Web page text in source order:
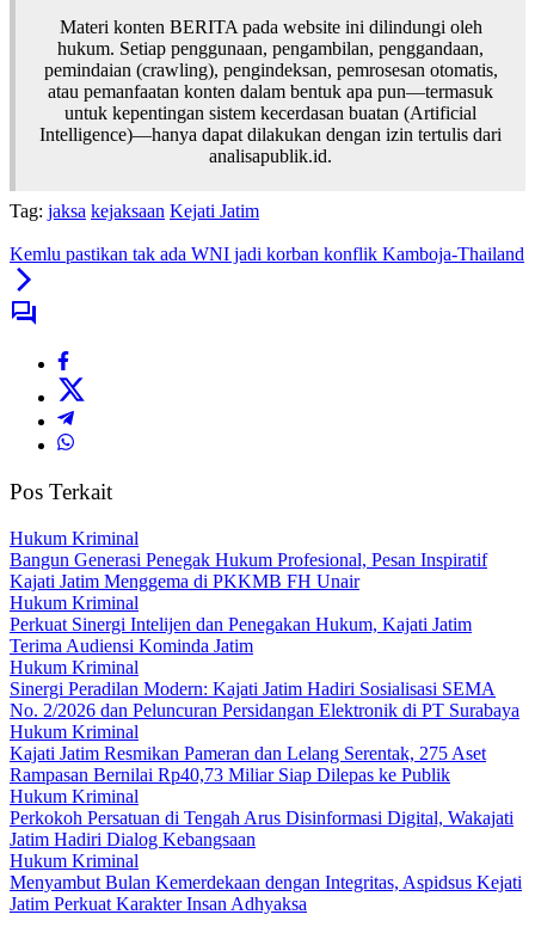
Materi konten BERITA pada website ini dilindungi oleh
hukum. Setiap penggunaan, pengambilan, penggandaan,
pemindaian (crawling), pengindeksan, pemrosesan otomatis,
atau pemanfaatan konten dalam bentuk apa pun—termasuk
untuk kepentingan sistem kecerdasan buatan (Artificial
Intelligence)—hanya dapat dilakukan dengan izin tertulis dari
analisapublik.id.
Tag: jaksa kejaksaan Kejati Jatim
Kemlu pastikan tak ada WNI jadi korban konflik Kamboja-Thailand
Pos Terkait
Hukum Kriminal
Bangun Generasi Penegak Hukum Profesional, Pesan Inspiratif
Kajati Jatim Menggema di PKKMB FH Unair
Hukum Kriminal
Perkuat Sinergi Intelijen dan Penegakan Hukum, Kajati Jatim
Terima Audiensi Kominda Jatim
Hukum Kriminal
Sinergi Peradilan Modern: Kajati Jatim Hadiri Sosialisasi SEMA
No. 2/2026 dan Peluncuran Persidangan Elektronik di PT Surabaya
Hukum Kriminal
Kajati Jatim Resmikan Pameran dan Lelang Serentak, 275 Aset
Rampasan Bernilai Rp40,73 Miliar Siap Dilepas ke Publik
Hukum Kriminal
Perkokoh Persatuan di Tengah Arus Disinformasi Digital, Wakajati
Jatim Hadiri Dialog Kebangsaan
Hukum Kriminal
Menyambut Bulan Kemerdekaan dengan Integritas, Aspidsus Kejati
Jatim Perkuat Karakter Insan Adhyaksa